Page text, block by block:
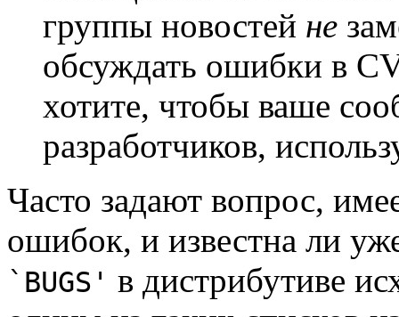
группы новостей не
обсуждать ошибки в
хотите, чтобы ваше
разработчиков,
Часто задают вопрос,
ошибок, и известна ли
`BUGS' в дистрибутиве